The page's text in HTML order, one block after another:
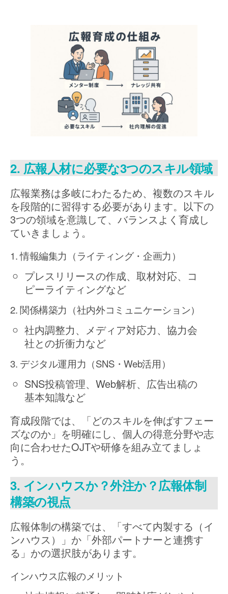
2. 広報人材に必要な3つのスキル領域
広報業務は多岐にわたるため、複数のスキル
を段階的に習得する必要があります。以下の
3つの領域を意識して、バランスよく育成し
ていきましょう。
1. 情報編集力（ライティング・企画力）
プレスリリースの作成、取材対応、コ
ピーライティングなど
2. 関係構築力（社内外コミュニケーション）
社内調整力、メディア対応力、協力会
社との折衝力など
3. デジタル運用力（SNS・Web活用）
SNS投稿管理、Web解析、広告出稿の
基本知識など
育成段階では、「どのスキルを伸ばすフェー
ズなのか」を明確にし、個人の得意分野や志
向に合わせたOJTや研修を組み立てましょ
う。
3. インハウスか？外注か？広報体制
構築の視点
広報体制の構築では、「すべて内製する（イ
ンハウス）」か「外部パートナーと連携す
る」かの選択肢があります。
インハウス広報のメリット